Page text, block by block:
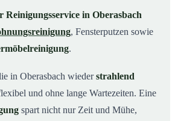
Reinigungsservice in Oberasbach
Reinigungsservice in Oberasbach
, Fensterputzen sowie
.
in Oberasbach wiederstrahlend
und ohne lange Wartezeiten. Eine
spart nicht nur Zeit und Mühe,